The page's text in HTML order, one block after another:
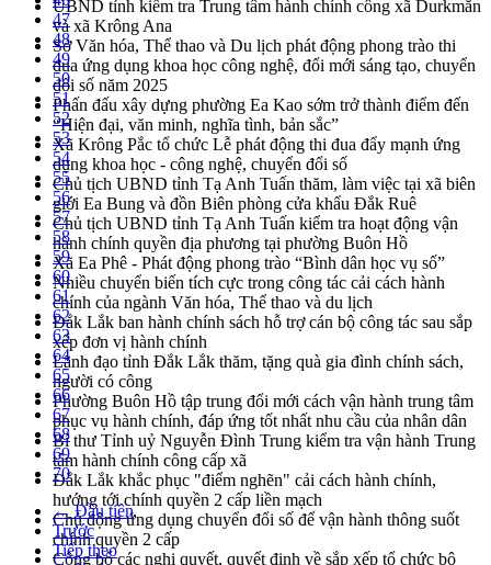
UBND tỉnh kiểm tra Trung tâm hành chính công xã Durkmăn
và xã Krông Ana
Sở Văn hóa, Thể thao và Du lịch phát động phong trào thi
đua ứng dụng khoa học công nghệ, đổi mới sáng tạo, chuyển
đổi số năm 2025
Phấn đấu xây dựng phường Ea Kao sớm trở thành điểm đến
“Hiện đại, văn minh, nghĩa tình, bản sắc”
Xã Krông Pắc tổ chức Lễ phát động thi đua đẩy mạnh ứng
dụng khoa học - công nghệ, chuyển đổi số
Chủ tịch UBND tỉnh Tạ Anh Tuấn thăm, làm việc tại xã biên
giới Ea Bung và đồn Biên phòng cửa khẩu Đắk Ruê
Chủ tịch UBND tỉnh Tạ Anh Tuấn kiểm tra hoạt động vận
hành chính quyền địa phương tại phường Buôn Hồ
Xã Ea Phê - Phát động phong trào “Bình dân học vụ số”
Nhiều chuyển biến tích cực trong công tác cải cách hành
chính của ngành Văn hóa, Thể thao và du lịch
Đắk Lắk ban hành chính sách hỗ trợ cán bộ công tác sau sắp
xếp đơn vị hành chính
Lãnh đạo tỉnh Đắk Lắk thăm, tặng quà gia đình chính sách,
người có công
Phường Buôn Hồ tập trung đổi mới cách vận hành trung tâm
phục vụ hành chính, đáp ứng tốt nhất nhu cầu của nhân dân
Bí thư Tỉnh uỷ Nguyễn Đình Trung kiểm tra vận hành Trung
tâm hành chính công cấp xã
Đắk Lắk khắc phục "điểm nghẽn" cải cách hành chính,
hướng tới chính quyền 2 cấp liền mạch
Chủ động ứng dụng chuyển đổi số để vận hành thông suốt
chính quyền 2 cấp
Công bố các nghị quyết, quyết định về sắp xếp tổ chức bộ
47
48
49
50
51
52
53
54
55
56
57
58
59
60
61
62
63
64
65
66
67
68
69
70
← Đầu tiên
Trước
Tiếp theo